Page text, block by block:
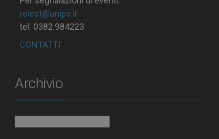
relest@unipv.it
tel. 0382.984223
CONTATTI
Archivio